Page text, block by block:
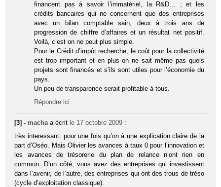
financent pas à savoir l’immatériel, la R&D… ; et les
crédits bancaires qui ne concernent que des entreprises
avec un bilan comptable sain, deux à trois ans de
progression de chiffre d’affaires et un résultat net positif.
Voilà, c’est on ne peut plus simple.
Pour le Crédit d’impôt recherche, le coût pour la collectivité
est trop important et en plus on ne sait même pas quels
projets sont financés et s’ils sont utiles pour l’économie du
pays.
Un peu de transparence serait profitable à tous.
Répondre ici
[3] - macha a écrit le 17 octobre 2009 :
très interessant. pour une fois qu’on à une explication claire de la
part d’Oséo. Mais Olivier les avances à taux 0 pour l’innovation et
les avances de trésorerie du plan de relance n’ont rien en
commun. D’un côté, vous avez des entreprises qui investissent
dans l’avenir, de l’autre, des entreprises qui ont des trous de tréso
(cycle d’exploitation classique).